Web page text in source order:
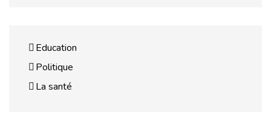
Education
Politique
La santé